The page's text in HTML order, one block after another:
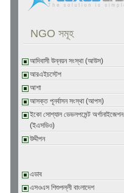
NGO সমূহ
আদিবাসী উন্নয়ন সংস্থা (আউস)
আরএইচস্টেপ
আশা
আসক্ত পূনর্বাসন সংস্থা (আপস)
ইকো সোশ্যাল ডেভলপমেন্ট অর্গানাইজেশন
(ইএসডিও)
উদ্দীপন
এডাব
এসওএস শিশুপল্লী বাংলাদেশ